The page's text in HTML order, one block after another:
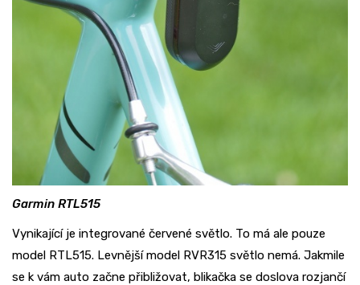
Garmin RTL515
Vynikající je integrované červené světlo. To má ale pouze
model RTL515. Levnější model RVR315 světlo nemá. Jakmile
se k vám auto začne přibližovat, blikačka se doslova rozjančí